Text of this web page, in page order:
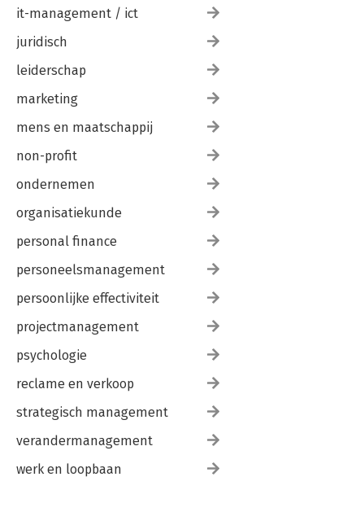
it-management / ict
juridisch
leiderschap
marketing
mens en maatschappij
non-profit
ondernemen
organisatiekunde
personal finance
personeelsmanagement
persoonlijke effectiviteit
projectmanagement
psychologie
reclame en verkoop
strategisch management
verandermanagement
werk en loopbaan